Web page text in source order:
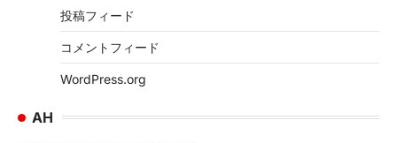
投稿フィード
コメントフィード
WordPress.org
AH